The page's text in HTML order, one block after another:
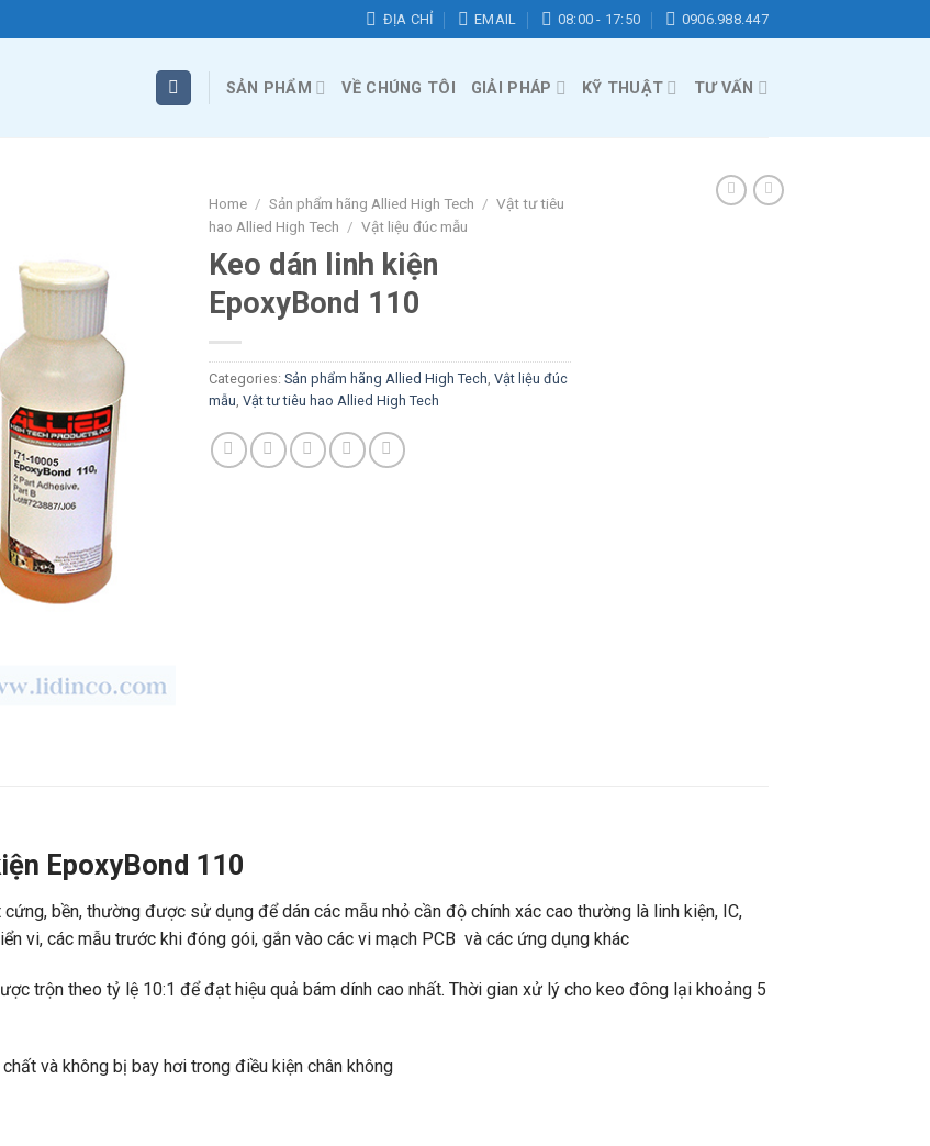
ĐỊA CHỈ EMAIL 08:00 - 17:50 0906.988.447
SẢN PHẨM VỀ CHÚNG TÔI GIẢI PHÁP KỸ THUẬT TƯ VẤN
Home / Sản phẩm hãng Allied High Tech / Vật tư tiêu
hao Allied High Tech / Vật liệu đúc mẫu
Keo dán linh kiện
EpoxyBond 110
Categories: Sản phẩm hãng Allied High Tech Vật liệu đúc
mẫu Vật tư tiêu hao Allied High Tech
EpoxyBond 110
bền, thường được sử dụng để dán các mẫu nhỏ cần độ chính xác cao thường là linh kiện, IC,
vi, các mẫu trước khi đóng gói, gắn vào các vi mạch PCB và các ứng dụng khác
trộn theo tỷ lệ 10:1 để đạt hiệu quả bám dính cao nhất. Thời gian xử lý cho keo đông lại khoảng 5
và không bị bay hơi trong điều kiện chân không